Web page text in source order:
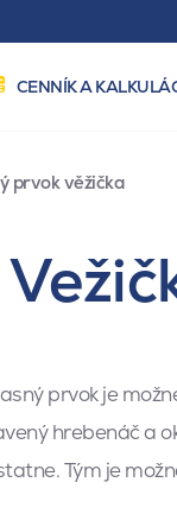
CENNÍK A
prvok věžička
prvok je
hrebenáč a
Tým je